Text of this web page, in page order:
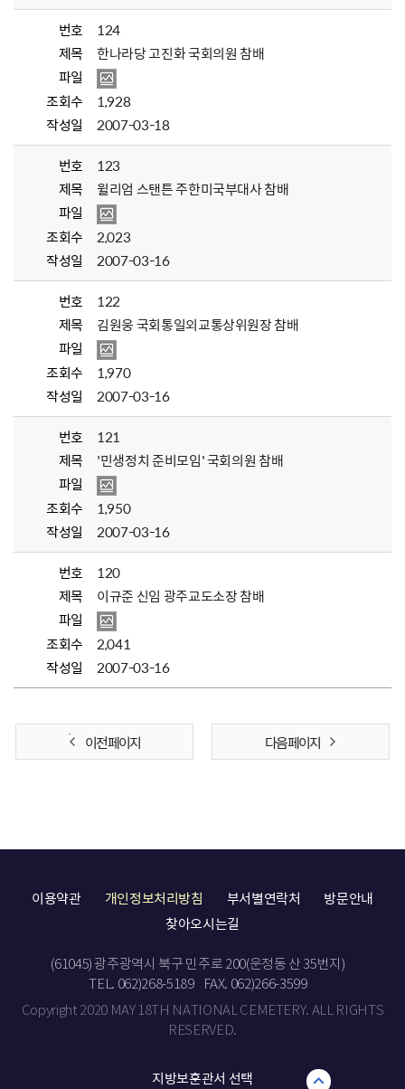
번호
124
제목
한나라당 고진화 국회의원 참배
파일
조회수
1,928
작성일
2007-03-18
번호
123
제목
윌리엄 스탠튼 주한미국부대사 참배
파일
조회수
2,023
작성일
2007-03-16
번호
122
제목
김원웅 국회통일외교통상위원장 참배
파일
조회수
1,970
작성일
2007-03-16
번호
121
제목
'민생정치 준비모임' 국회의원 참배
파일
조회수
1,950
작성일
2007-03-16
번호
120
제목
이규준 신임 광주교도소장 참배
파일
조회수
2,041
작성일
2007-03-16
이전 페이지 다음 페이지
이용약관 개인정보처리방침 부서별연락처
방문안내
찾아오시는길
(61045) 광주광역시 북구 민주로 200(운정동 산 35번지)
TEL. 062)268-5189
FAX. 062)266-3599
Copyright 2020 MAY 18TH NATIONAL CEMETERY. ALL RIGHTS
RESERVED.
지방보훈관서 선택